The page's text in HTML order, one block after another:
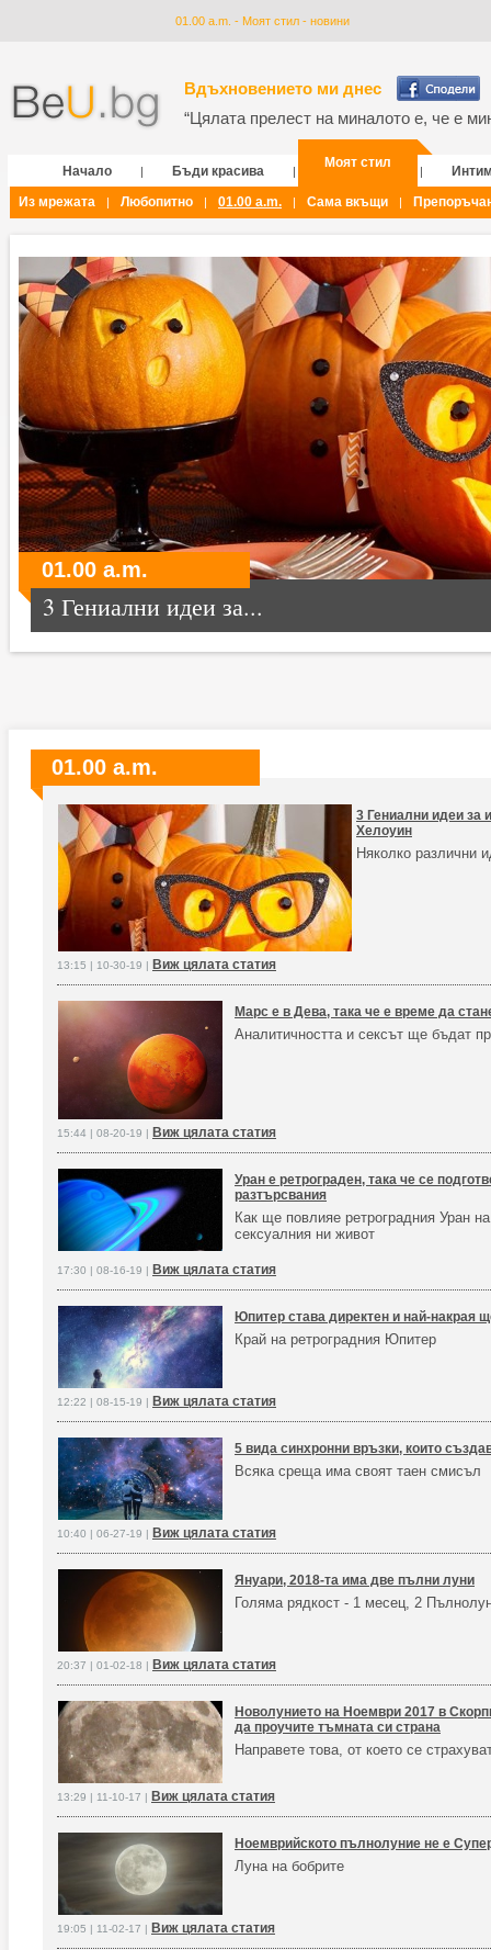
01.00 a.m. - Моят стил - новини
Вдъхновението ми днес
“Цялата прелест на миналото е, че е
Начало | Бъди красива |
Моят стил
|
Из мрежата
| Любопитно | 01.00 a.m. | Сама вкъщи |
01.00 a.m.
3 Гениални идеи за...
01.00 a.m.
3 Гениални идеи за
Хелоуин
Няколко различни
13:15 | 10-30-19 | Виж цялата статия
Марс е в Дева, така че е време да
Аналитичността и сексът ще бъдат
15:44 | 08-20-19 | Виж цялата статия
Уран е ретрограден, така че се
разтърсвания
Как ще повлияе ретроградния Уран
сексуалния ни живот
17:30 | 08-16-19 | Виж цялата статия
Юпитер става директен и най-накрая
Край на ретроградния Юпитер
12:22 | 08-15-19 | Виж цялата статия
5 вида синхронни връзки, които
Всяка среща има своят таен смисъл
10:40 | 06-27-19 | Виж цялата статия
Януари, 2018-та има две пълни луни
Голяма рядкост - 1 месец, 2
20:37 | 01-02-18 | Виж цялата статия
Новолунието на Ноември 2017 в
да проучите тъмната си страна
Направете това, от което се
13:29 | 11-10-17 | Виж цялата статия
Ноемврийското пълнолуние не е
Луна на бобрите
19:05 | 11-02-17 | Виж цялата статия